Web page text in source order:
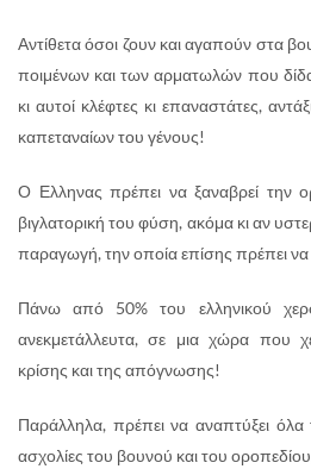
Αντίθετα όσοι ζουν και αγαπούν στα
ποιμένων και των αρματωλών που
κι αυτοί κλέφτες κι επαναστάτες,
καπεταναίων του γένους!
Ο Ελληνας πρέπει να ξαναβρεί την
βιγλατορική του φύση, ακόμα κι αν
παραγωγή, την οποία επίσης πρέπει να
Πάνω από 50% του ελληνικού
ανεκμετάλλευτα, σε μια χώρα που
κρίσης και της απόγνωσης!
Παράλληλα, πρέπει να αναπτύξει όλα
ασχολίες του βουνού και του